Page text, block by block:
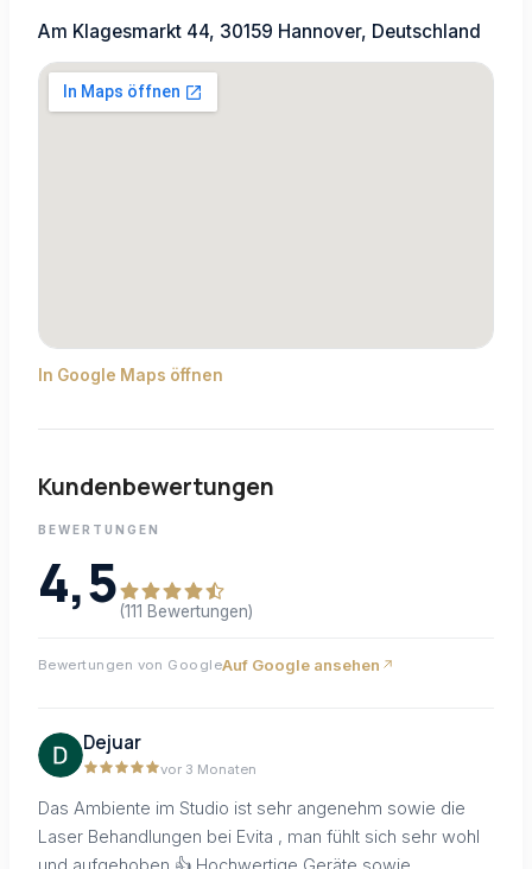
Am Klagesmarkt 44, 30159 Hannover, Deutschland
In Google Maps öffnen
Kundenbewertungen
BEWERTUNGEN
4,5 (111 Bewertungen)
Bewertungen von GoogleAuf Google ansehen
Dejuar
vor 3 Monaten
Das Ambiente im Studio ist sehr angenehm sowie die
Laser Behandlungen bei Evita , man fühlt sich sehr wohl